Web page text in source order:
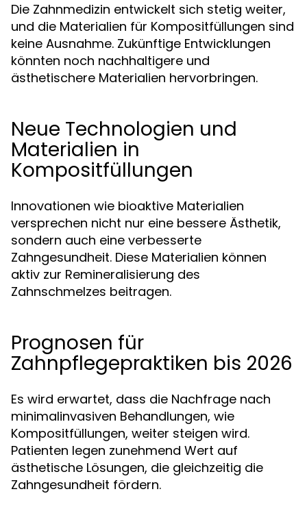
Die Zahnmedizin entwickelt sich stetig weiter,
und die Materialien für Kompositfüllungen sind
keine Ausnahme. Zukünftige Entwicklungen
könnten noch nachhaltigere und
ästhetischere Materialien hervorbringen.
Neue Technologien und
Materialien in
Kompositfüllungen
Innovationen wie bioaktive Materialien
versprechen nicht nur eine bessere Ästhetik,
sondern auch eine verbesserte
Zahngesundheit. Diese Materialien können
aktiv zur Remineralisierung des
Zahnschmelzes beitragen.
Prognosen für
Zahnpflegepraktiken bis 2026
Es wird erwartet, dass die Nachfrage nach
minimalinvasiven Behandlungen, wie
Kompositfüllungen, weiter steigen wird.
Patienten legen zunehmend Wert auf
ästhetische Lösungen, die gleichzeitig die
Zahngesundheit fördern.